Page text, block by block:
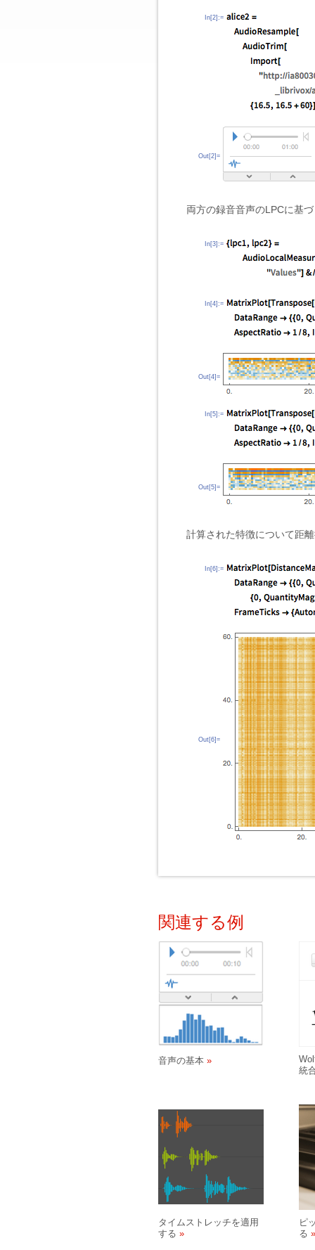
In[2]:=
Out[2]=
両方の録音音声のLPCに基
In[3]:=
In[4]:=
Out[4]=
In[5]:=
Out[5]=
計算された特徴について距
In[6]:=
Out[6]=
関連する例
音声の基本
統
タイムストレッチを適用
する
ピ
る